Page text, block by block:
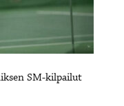
SM-kilpailut